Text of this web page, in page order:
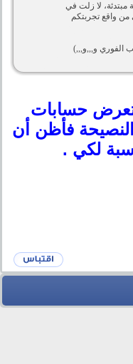
لا زلت في
واقع تجربتكم
تعرض حسابات
فأظن أن
لكي .